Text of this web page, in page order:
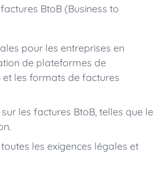
BtoB (Business to
pour les entreprises en
de plateformes de
les formats de factures
les factures BtoB, telles que le
les exigences légales et